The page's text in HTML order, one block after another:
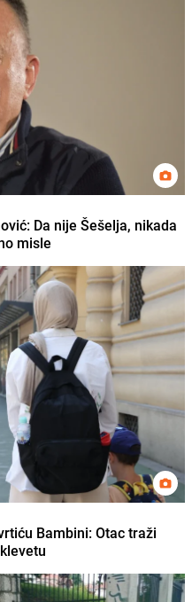
Da nije Šešelja, nikada
misle
Bambini: Otac traži